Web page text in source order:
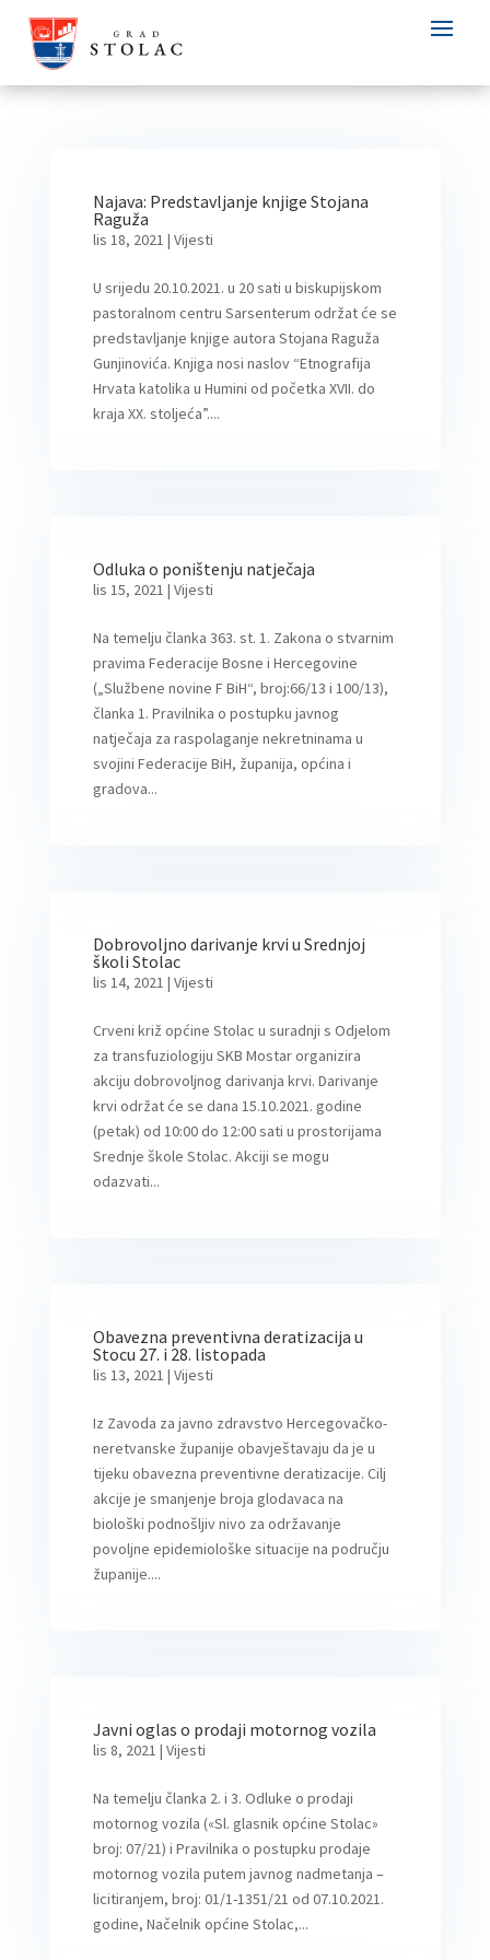
Najava: Predstavljanje knjige Stojana
Raguža
lis 18, 2021 | Vijesti
U srijedu 20.10.2021. u 20 sati u biskupijskom
pastoralnom centru Sarsenterum održat će se
predstavljanje knjige autora Stojana Raguža
Gunjinovića. Knjiga nosi naslov “Etnografija
Hrvata katolika u Humini od početka XVII. do
kraja XX. stoljeća”....
Odluka o poništenju natječaja
lis 15, 2021 | Vijesti
Na temelju članka 363. st. 1. Zakona o stvarnim
pravima Federacije Bosne i Hercegovine
(„Službene novine F BiH“, broj:66/13 i 100/13),
članka 1. Pravilnika o postupku javnog
natječaja za raspolaganje nekretninama u
svojini Federacije BiH, županija, općina i
gradova...
Dobrovoljno darivanje krvi u Srednjoj
školi Stolac
lis 14, 2021 | Vijesti
Crveni križ općine Stolac u suradnji s Odjelom
za transfuziologiju SKB Mostar organizira
akciju dobrovoljnog darivanja krvi. Darivanje
krvi održat će se dana 15.10.2021. godine
(petak) od 10:00 do 12:00 sati u prostorijama
Srednje škole Stolac. Akciji se mogu
odazvati...
Obavezna preventivna deratizacija u
Stocu 27. i 28. listopada
lis 13, 2021 | Vijesti
Iz Zavoda za javno zdravstvo Hercegovačko-
neretvanske županije obavještavaju da je u
tijeku obavezna preventivne deratizacije. Cilj
akcije je smanjenje broja glodavaca na
biološki podnošljiv nivo za održavanje
povoljne epidemiološke situacije na području
županije....
Javni oglas o prodaji motornog vozila
lis 8, 2021 | Vijesti
Na temelju članka 2. i 3. Odluke o prodaji
motornog vozila («Sl. glasnik općine Stolac»
broj: 07/21) i Pravilnika o postupku prodaje
motornog vozila putem javnog nadmetanja –
licitiranjem, broj: 01/1-1351/21 od 07.10.2021.
godine, Načelnik općine Stolac,...